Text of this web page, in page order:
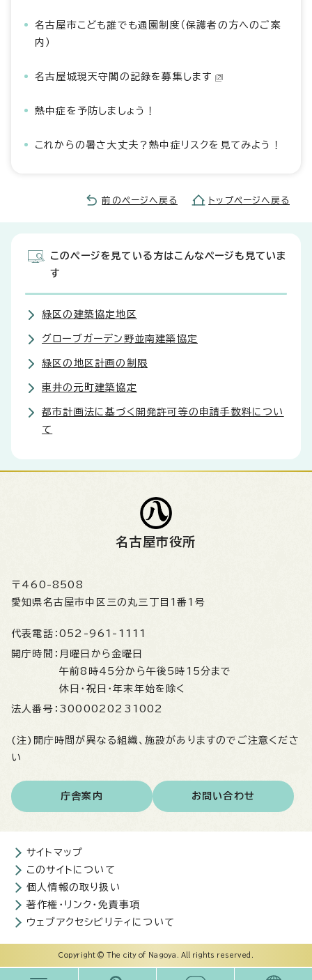
名古屋市こども誰でも通園制度（保護者の方へのご案
内）
名古屋城現天守閣の記録を募集します
熱中症を予防しましょう！
これからの暑さ大丈夫？熱中症リスクを見てみよう！
前のページへ戻る トップページへ戻る
このページを見ている方はこんなページも見ていま
す
緑区の建築協定地区
グローブガーデン野並南建築協定
緑区の地区計画の制限
東井の元町建築協定
都市計画法に基づく開発許可等の申請手数料につい
て
名古屋市役所
〒460-8508
愛知県名古屋市中区三の丸三丁目1番1号
代表電話： 052-961-1111
開庁時間： 月曜日から金曜日
午前8時45分から午後5時15分まで
休日・祝日・年末年始を除く
法人番号： 3000020231002
(注)開庁時間が異なる組織、施設がありますのでご注意くださ
い
庁舎案内 お問い合わせ
サイトマップ
このサイトについて
個人情報の取り扱い
著作権・リンク・免責事項
ウェブアクセシビリティについて
Copyright © The city of Nagoya. All rights reserved.